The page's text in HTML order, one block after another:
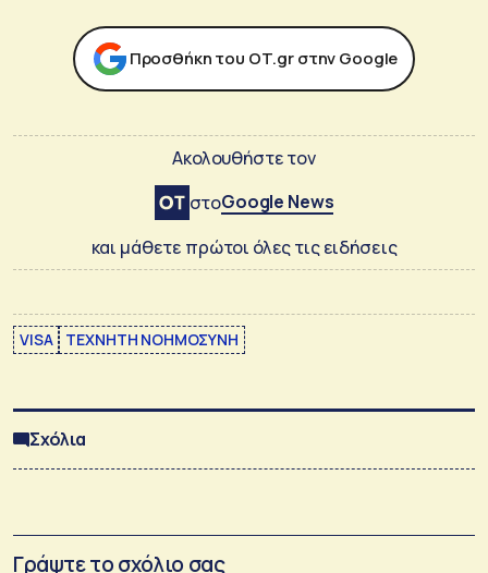
Προσθήκη του ΟΤ.gr στην Google
Ακολουθήστε τον
στοGoogle News
και μάθετε πρώτοι όλες τις ειδήσεις
VISA ΤΕΧΝΗΤΗ ΝΟΗΜΟΣΥΝΗ
Σχόλια
Γράψτε το σχόλιο σας